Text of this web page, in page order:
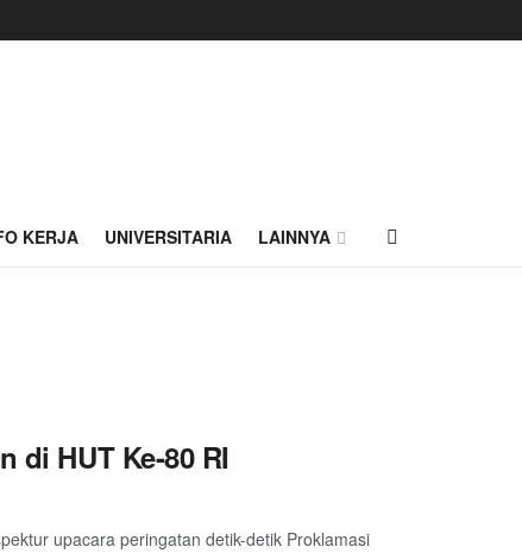
KERJA UNIVERSITARIA LAINNYA
di HUT Ke-80 RI
upacara peringatan detik-detik Proklamasi